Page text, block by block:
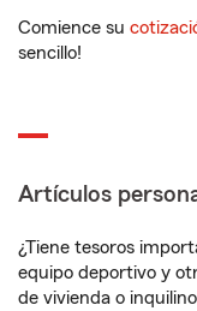
Comience su
sencillo!
Artículos
¿Tiene tesoros
equipo deportivo y
de vivienda o